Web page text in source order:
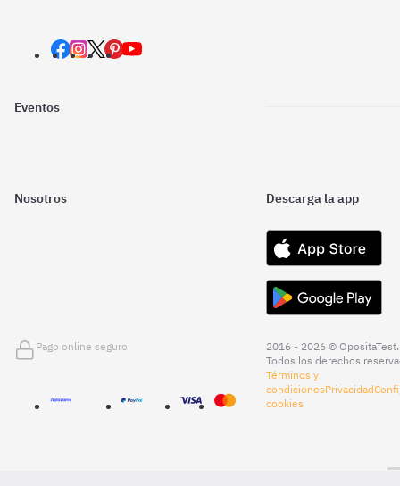
Eventos
Nosotros Descarga la app
Pago online seguro
2016 - 2026 © OpositaTest.
Todos los derechos
Términos y
condicionesPrivacidad
cookies